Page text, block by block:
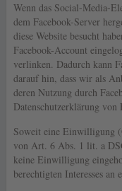
Wenn das Social-Media-
dem Facebook-Server
diese Website besucht
Facebook-Account
verlinken. Dadurch kann
darauf hin, dass wir als
deren Nutzung durch
Datenschutzerklärung von
Soweit eine Einwilligung
von Art. 6 Abs. 1 lit. a
keine Einwilligung
berechtigten Interesses